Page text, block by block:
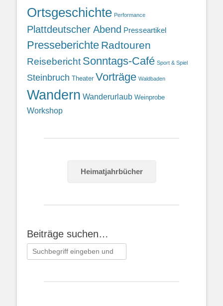
Ortsgeschichte Performance
Plattdeutscher Abend Presseartikel
Presseberichte Radtouren
Reisebericht Sonntags-Café Sport & Spiel
Steinbruch Theater Vorträge Waldbaden
Wandern Wanderurlaub Weinprobe
Workshop
Heimatjahrbücher
Beiträge suchen…
Suchen
nach: